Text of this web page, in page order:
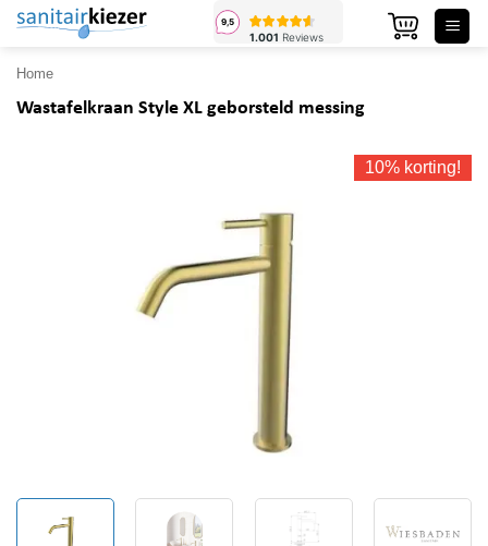
Ga
inhoud
Home
Wastafelkraan Style XL geborsteld messing
10% korting!